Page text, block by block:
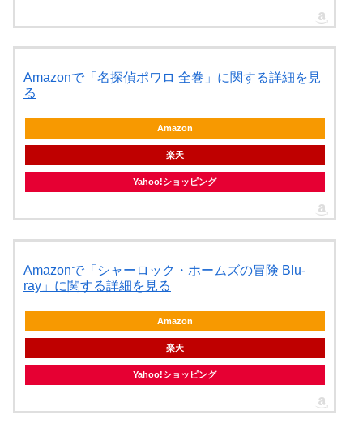
Amazonで「名探偵ポワロ 全巻」に関する詳細を見
る
Amazon
楽天
Yahoo!ショッピング
Amazonで「シャーロック・ホームズの冒険 Blu-
ray」に関する詳細を見る
Amazon
楽天
Yahoo!ショッピング